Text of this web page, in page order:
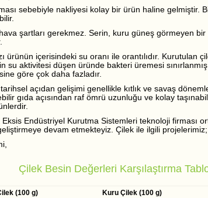
sebebiyle nakliyesi kolay bir ürün haline gelmiştir.
şartları gerekmez. Serin, kuru güneş görmeyen
ürünün içerisindeki su oranı ile orantılıdır. Kurutulan
su aktivitesi düşen üründe bakteri üremesi
göre çok daha fazladır.
açıdan gelişimi genellikle kıtlık ve savaş
gıda açısından raf ömrü uzunluğu ve kolay
Endüstriyel Kurutma Sistemleri teknoloji firması
devam etmekteyiz. Çilek ile ilgili projelerimiz;
Çilek Besin Değerleri Karşılaştırma
(100 g) Kuru Çilek (100 g)